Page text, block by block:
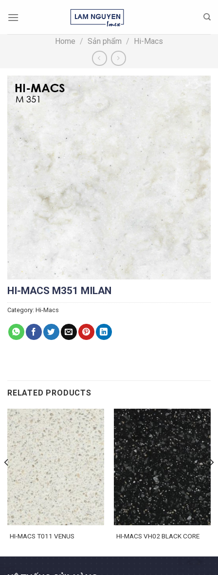
Home / Sản phẩm / Hi-Macs
HI-MACS M351 MILAN
Category: Hi-Macs
RELATED PRODUCTS
HI-MACS T011 VENUS HI-MACS VH02 BLACK CORE